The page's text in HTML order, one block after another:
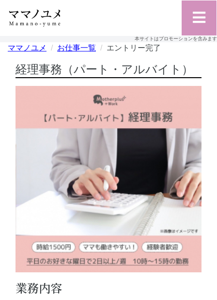
本サイトはプロモーションを含みます
ママノユメ お仕事一覧 エントリー完了
経理事務（パート・アルバイト）
業務内容